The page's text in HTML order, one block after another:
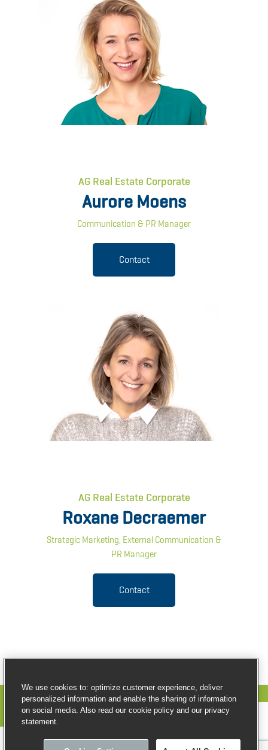
AG Real Estate Corporate
Aurore Moens
Communication & PR Manager
Contact
AG Real Estate Corporate
Roxane Decraemer
Strategic Marketing, External Communication &
PR Manager
Contact
© Copyright AG Real Estate
We use cookies to: optimize customer experience, deliver
personalized information and enable the sharing of information
on social media. Also read our cookie policy and our privacy
statement.